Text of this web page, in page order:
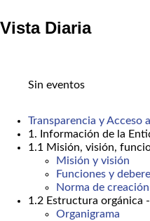
Vista Diaria
Sin eventos
Transparencia y Acceso
1. Información de la
1.1 Misión, visión,
Misión y visión
Funciones y
Norma de
1.2 Estructura orgánica
Organigrama